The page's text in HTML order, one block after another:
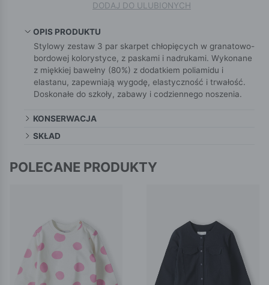
DODAJ DO ULUBIONYCH
OPIS PRODUKTU
Stylowy zestaw 3 par skarpet chłopięcych w granatowo-
bordowej kolorystyce, z paskami i nadrukami. Wykonane
z miękkiej bawełny (80%) z dodatkiem poliamidu i
elastanu, zapewniają wygodę, elastyczność i trwałość.
Doskonałe do szkoły, zabawy i codziennego noszenia.
KONSERWACJA
SKŁAD
POLECANE PRODUKTY